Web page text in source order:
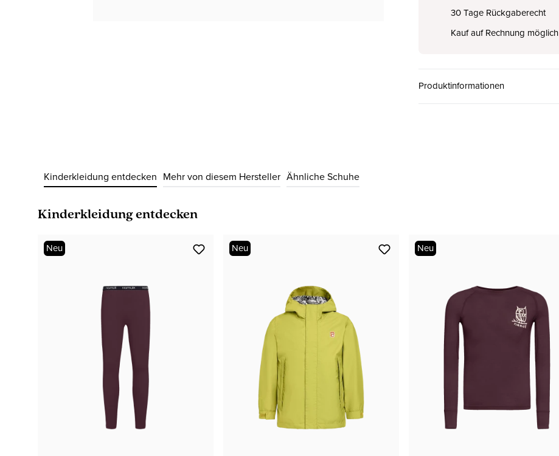
CHF 100.00
30 Tage Rückgaberecht
Kauf auf Rechnung möglich
Produktinformationen
Kinderkleidung entdecken Mehr von diesem Hersteller Ähnliche Schuhe
Produktgalerie überspringen
Kinderkleidung entdecken
Neu Neu Neu